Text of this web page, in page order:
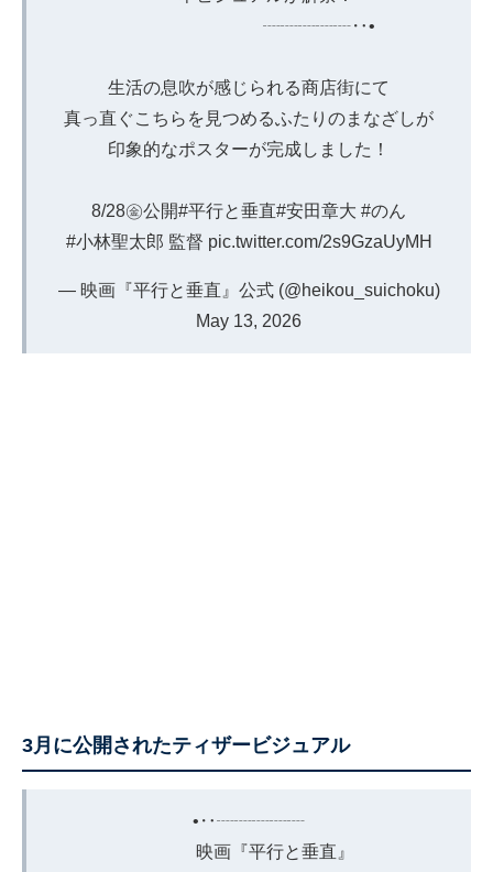
┈┈┈┈┈‥•
生活の息吹が感じられる商店街にて
真っ直ぐこちらを見つめるふたりのまなざしが
印象的なポスターが完成しました！
8/28㊎公開#平行と垂直#安田章大 #のん
#小林聖太郎 監督 pic.twitter.com/2s9GzaUyMH
— 映画『平行と垂直』公式 (@heikou_suichoku)
May 13, 2026
3月に公開されたティザービジュアル
•‥┈┈┈┈┈
映画『平行と垂直』